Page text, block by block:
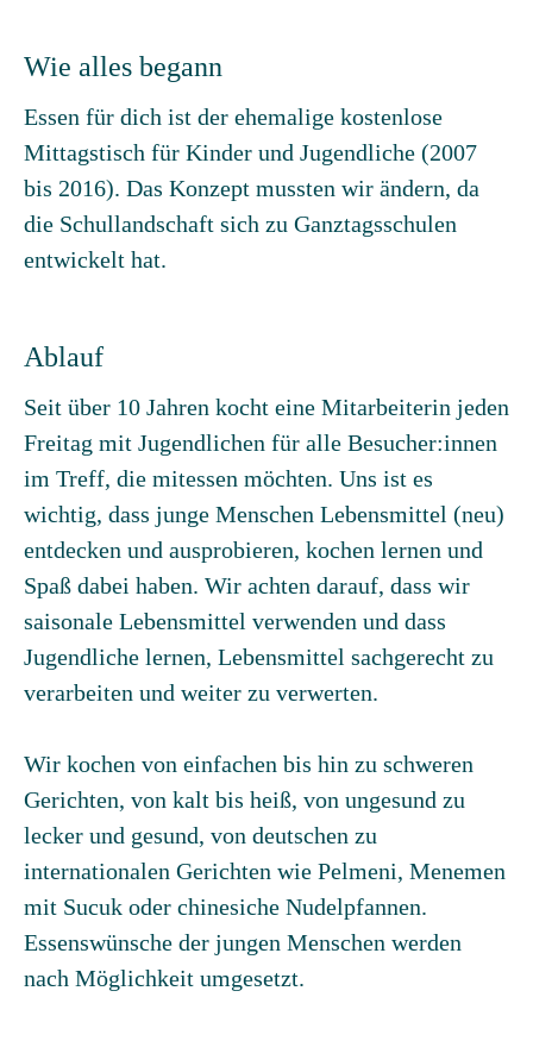
Wie alles begann
Essen für dich ist der ehemalige kostenlose
Mittagstisch für Kinder und Jugendliche (2007
bis 2016). Das Konzept mussten wir ändern, da
die Schullandschaft sich zu Ganztagsschulen
entwickelt hat.
Ablauf
Seit über 10 Jahren kocht eine Mitarbeiterin jeden
Freitag mit Jugendlichen für alle Besucher:innen
im Treff, die mitessen möchten. Uns ist es
wichtig, dass junge Menschen Lebensmittel (neu)
entdecken und ausprobieren, kochen lernen und
Spaß dabei haben. Wir achten darauf, dass wir
saisonale Lebensmittel verwenden und dass
Jugendliche lernen, Lebensmittel sachgerecht zu
verarbeiten und weiter zu verwerten.
Wir kochen von einfachen bis hin zu schweren
Gerichten, von kalt bis heiß, von ungesund zu
lecker und gesund, von deutschen zu
internationalen Gerichten wie Pelmeni, Menemen
mit Sucuk oder chinesiche Nudelpfannen.
Essenswünsche der jungen Menschen werden
nach Möglichkeit umgesetzt.